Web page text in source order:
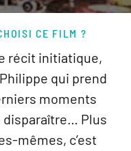
CE FILM ?
récit initiatique,
qui prend
moments
disparaître… Plus
mêmes, c’est